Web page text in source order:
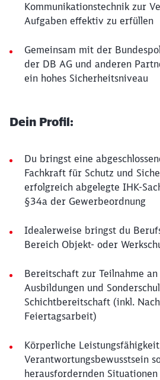
Kommunikationstechnik zur
Aufgaben effektiv zu erfüllen
Gemeinsam mit der
der DB AG und anderen
ein hohes Sicherheitsniveau
Dein Profil:
Du bringst eine
Fachkraft für Schutz und
erfolgreich abgelegte IHK-
§34a der Gewerbeordnung
Idealerweise bringst du
Bereich Objekt- oder
Bereitschaft zur Teilnahme
Ausbildungen und
Schichtbereitschaft (inkl.
Feiertagsarbeit)
Körperliche
Verantwortungsbewusstsein
herausfordernden